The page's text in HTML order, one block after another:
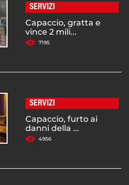
SERVIZI
Capaccio, gratta e
vince 2 mili...
7195
SERVIZI
Capaccio, furto ai
danni della ...
4956